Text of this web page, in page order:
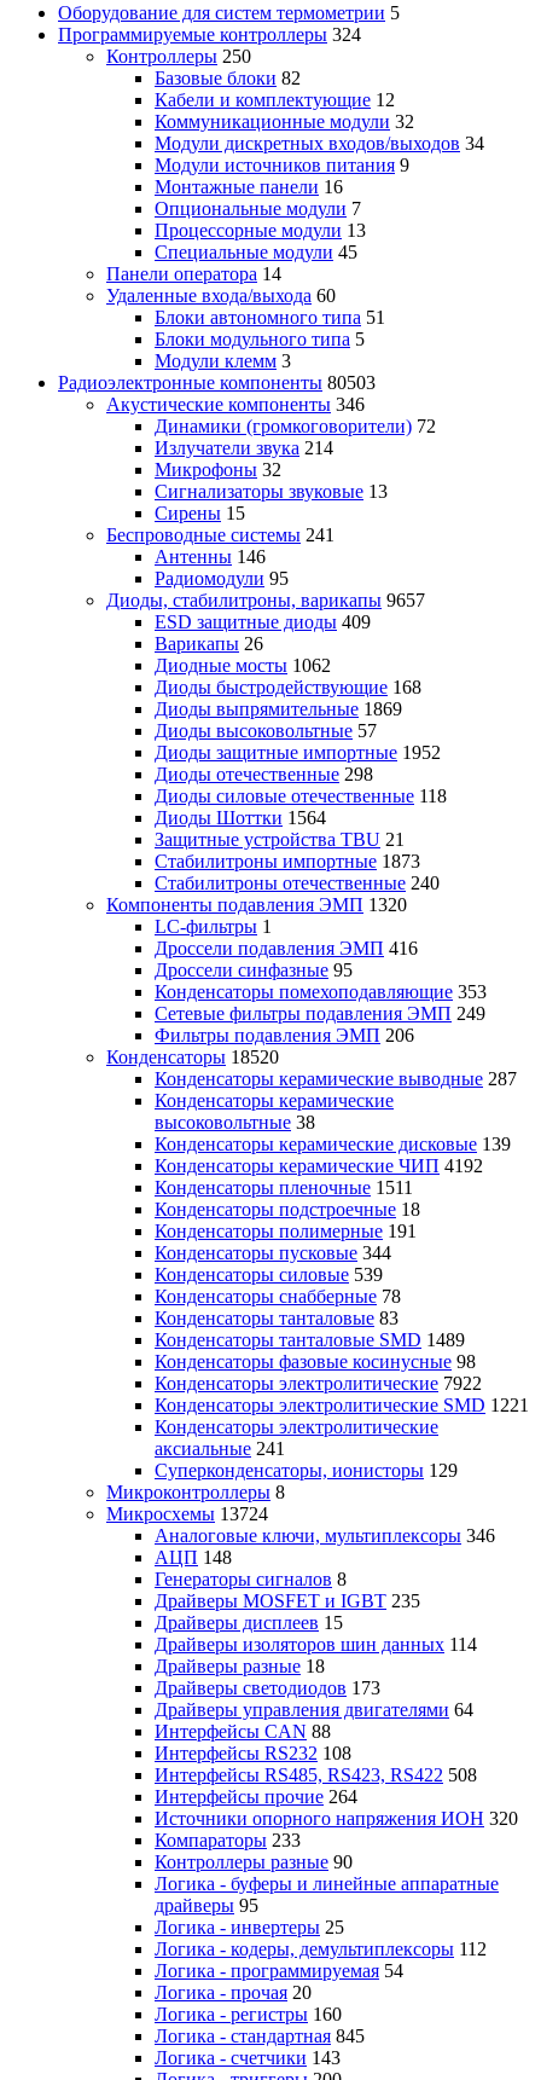
Оборудование для систем термометрии 5
Программируемые контроллеры 324
Контроллеры 250
Базовые блоки 82
Кабели и комплектующие 12
Коммуникационные модули 32
Модули дискретных входов/выходов 34
Модули источников питания 9
Монтажные панели 16
Опциональные модули 7
Процессорные модули 13
Специальные модули 45
Панели оператора 14
Удаленные входа/выхода 60
Блоки автономного типа 51
Блоки модульного типа 5
Модули клемм 3
Радиоэлектронные компоненты 80503
Акустические компоненты 346
Динамики (громкоговорители) 72
Излучатели звука 214
Микрофоны 32
Сигнализаторы звуковые 13
Сирены 15
Беспроводные системы 241
Антенны 146
Радиомодули 95
Диоды, стабилитроны, варикапы 9657
ESD защитные диоды 409
Варикапы 26
Диодные мосты 1062
Диоды быстродействующие 168
Диоды выпрямительные 1869
Диоды высоковольтные 57
Диоды защитные импортные 1952
Диоды отечественные 298
Диоды силовые отечественные 118
Диоды Шоттки 1564
Защитные устройства TBU 21
Стабилитроны импортные 1873
Стабилитроны отечественные 240
Компоненты подавления ЭМП 1320
LC-фильтры 1
Дроссели подавления ЭМП 416
Дроссели синфазные 95
Конденсаторы помехоподавляющие 353
Сетевые фильтры подавления ЭМП 249
Фильтры подавления ЭМП 206
Конденсаторы 18520
Конденсаторы керамические выводные 287
Конденсаторы керамические
высоковольтные 38
Конденсаторы керамические дисковые 139
Конденсаторы керамические ЧИП 4192
Конденсаторы пленочные 1511
Конденсаторы подстроечные 18
Конденсаторы полимерные 191
Конденсаторы пусковые 344
Конденсаторы силовые 539
Конденсаторы снабберные 78
Конденсаторы танталовые 83
Конденсаторы танталовые SMD 1489
Конденсаторы фазовые косинусные 98
Конденсаторы электролитические 7922
Конденсаторы электролитические SMD 1221
Конденсаторы электролитические
аксиальные 241
Суперконденсаторы, ионисторы 129
Микроконтроллеры 8
Микросхемы 13724
Аналоговые ключи, мультиплексоры 346
АЦП 148
Генераторы сигналов 8
Драйверы MOSFET и IGBT 235
Драйверы дисплеев 15
Драйверы изоляторов шин данных 114
Драйверы разные 18
Драйверы светодиодов 173
Драйверы управления двигателями 64
Интерфейсы CAN 88
Интерфейсы RS232 108
Интерфейсы RS485, RS423, RS422 508
Интерфейсы прочие 264
Источники опорного напряжения ИОН 320
Компараторы 233
Контроллеры разные 90
Логика - буферы и линейные аппаратные
драйверы 95
Логика - инвертеры 25
Логика - кодеры, демультиплексоры 112
Логика - программируемая 54
Логика - прочая 20
Логика - регистры 160
Логика - стандартная 845
Логика - счетчики 143